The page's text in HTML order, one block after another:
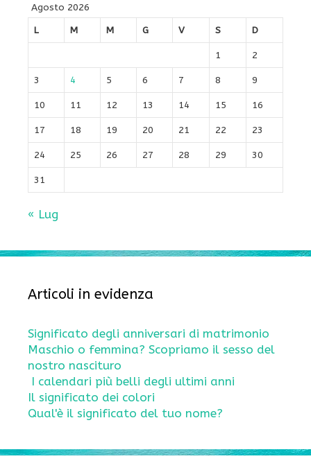
Agosto 2026
L
M M G V S D
1 2
3 4 5 6 7 8 9
10 11 12 13 14 15 16
17 18 19 20 21 22 23
24 25 26 27 28 29 30
31
« Lug
Articoli in evidenza
Significato degli anniversari di matrimonio
Maschio o femmina? Scopriamo il sesso del
nostro nascituro
I calendari più belli degli ultimi anni
Il significato dei colori
Qual'è il significato del tuo nome?